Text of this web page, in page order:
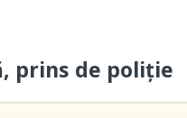
prins de poliție